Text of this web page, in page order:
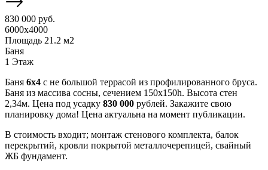
830 000 руб.
6000x4000
Площадь 21.2 м2
Баня
1 Этаж
Баня 6х4 с не большой террасой из профилированного бруса.
Баня из массива сосны, сечением 150х150h. Высота стен
2,34м. Цена под усадку 830 000 рублей. Закажите свою
планировку дома! Цена актуальна на момент публикации.
В стоимость входит; монтаж стенового комплекта, балок
перекрытий, кровли покрытой металлочерепицей, свайный
ЖБ фундамент.